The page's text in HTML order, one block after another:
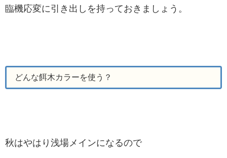
臨機応変に引き出しを持っておきましょう。
どんな餌木カラーを使う？
秋はやはり浅場メインになるので